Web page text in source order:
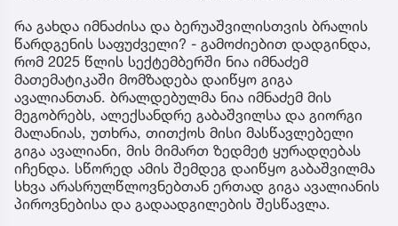
რა გახდა იმნაძისა და ბერუაშვილისთვის ბრალის
წარდგენის საფუძველი? - გამოძიებით დადგინდა,
რომ 2025 წლის სექტემბერში ნია იმნაძემ
მათემატიკაში მომზადება დაიწყო გიგა
ავალიანთან. ბრალდებულმა ნია იმნაძემ მის
მეგობრებს, ალექსანდრე გაბაშვილსა და გიორგი
მალანიას, უთხრა, თითქოს მისი მასწავლებელი
გიგა ავალიანი, მის მიმართ ზედმეტ ყურადღებას
იჩენდა. სწორედ ამის შემდეგ დაიწყო გაბაშვილმა
სხვა არასრულწლოვნებთან ერთად გიგა ავალიანის
პიროვნებისა და გადაადგილების შესწავლა.